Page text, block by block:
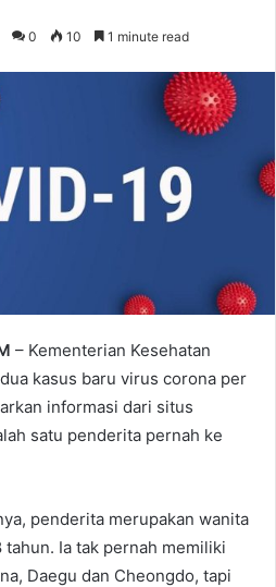
0 10 1 minute read
– Kementerian Kesehatan
kasus baru virus corona per
informasi dari situs
satu penderita pernah ke
penderita merupakan wanita
Ia tak pernah memiliki
Daegu dan Cheongdo, tapi